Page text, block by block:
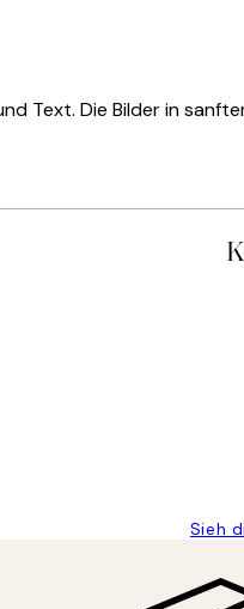
Text. Die Bilder in
Sieh